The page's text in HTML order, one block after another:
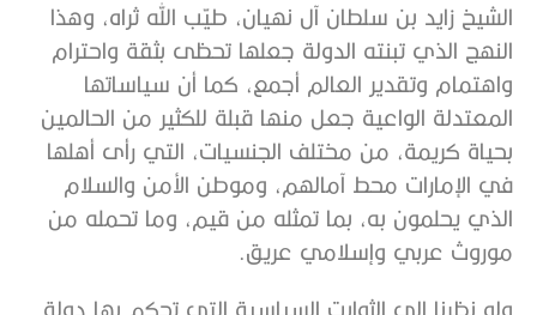
الشيخ زايد بن سلطان آل نهيان، طيّب الله ثراه، وهذا
النهج الذي تبنته الدولة جعلها تحظى بثقة واحترام
واهتمام وتقدير العالم أجمع، كما أن سياساتها
المعتدلة الواعية جعل منها قبلة للكثير من الحالمين
بحياة كريمة، من مختلف الجنسيات، التي رأى أهلها
في الإمارات محط آمالهم، وموطن الأمن والسلام
الذي يحلمون به، بما تمثله من قيم، وما تحمله من
موروث عربي وإسلامي عريق.
ولو نظرنا إلى الثوابت السياسية التي تحكم بها دولة